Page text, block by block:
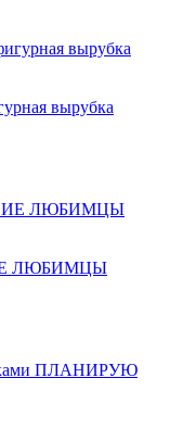
вырубка
ЛЮБИМЦЫ